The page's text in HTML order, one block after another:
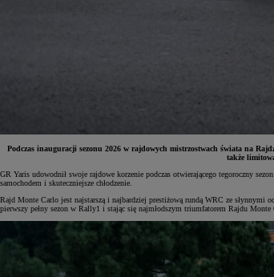
Yaris Cross
HYBRID
Podczas inauguracji sezonu 2026 w rajdowych mistrzostwach świata na
także
GR Yaris udowodnił swoje rajdowe korzenie podczas otwierającego tegoroczny
samochodem i skuteczniejsze chłodzenie.
Rajd Monte Carlo jest najstarszą i najbardziej prestiżową rundą WRC ze
pierwszy pełny sezon w Rally1 i stając się najmłodszym triumfatorem Rajdu